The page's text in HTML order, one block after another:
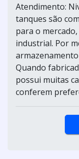
Atendimento:
tanques são
para o
industrial. Por
Quando
possui muitas
conferem